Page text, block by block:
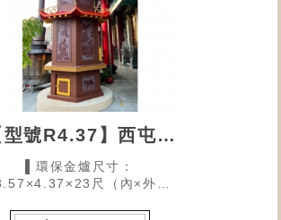
【型號R4.37】西屯玉興宮
▌環保金爐尺寸：
尺（內×外×